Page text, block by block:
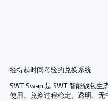
经得起时间考验的兑换系统
SWT Swap 是 SWT 智能钱包生
使用。兑换过程稳定、透明、无